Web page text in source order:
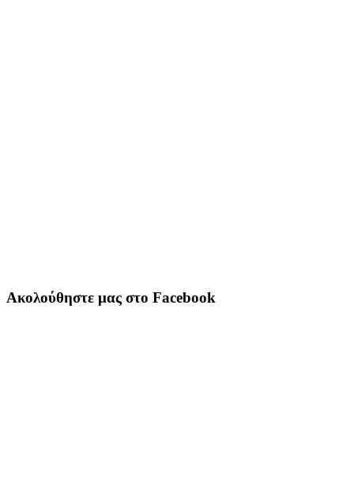
Ακολούθηστε μας στο Facebook